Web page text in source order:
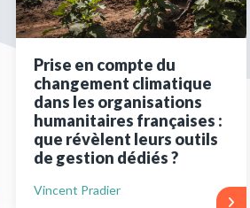
Prise en compte du
changement climatique
dans les organisations
humanitaires françaises :
que révèlent leurs outils
de gestion dédiés ?
Vincent Pradier